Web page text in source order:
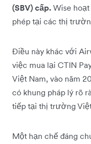
(SBV) cấp. Wise
phép tại các thị
Điều này khác với
việc mua lại CTIN
Việt Nam, vào năm
có khung pháp lý rõ
tiếp tại thị trường
Một hạn chế đáng